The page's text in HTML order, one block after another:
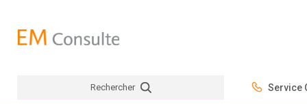
Rechercher Service